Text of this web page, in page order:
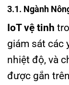
3.1. Ngành
IoT vệ tinh
giám sát các
nhiệt độ, và
được gắn